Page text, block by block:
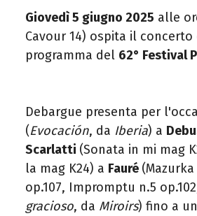
Giovedì 5 giugno 2025 alle
Cavour 14) ospita il
programma del 62° Festival
Debargue presenta per
(Evocación, da Iberia) a
Scarlatti (Sonata in mi mag
la mag K24) a Fauré
op.107, Impromptu n.5
gracioso, da Miroirs) fino a